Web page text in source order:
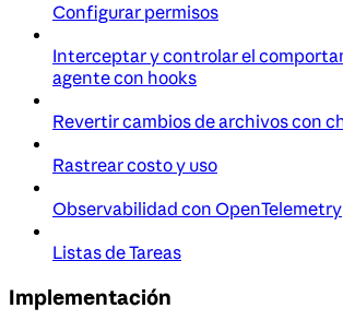
Configurar permisos
Interceptar y controlar el
agente con hooks
Revertir cambios de archivos con
Rastrear costo y uso
Observabilidad con OpenTelemetry
Listas de Tareas
Implementación